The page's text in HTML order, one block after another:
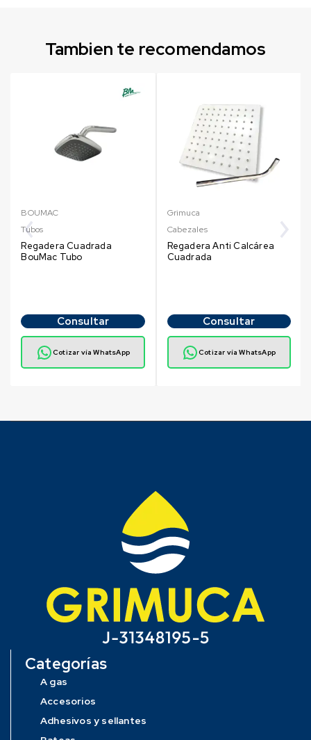
Tambien te recomendamos
BOUMAC
Tubos
Regadera Cuadrada
BouMac Tubo
Consultar
Cotizar vía WhatsApp
Grimuca
Cabezales
Regadera Anti Calcárea
Cuadrada
Consultar
Cotizar vía WhatsApp
Categorías
A gas
Accesorios
Adhesivos y sellantes